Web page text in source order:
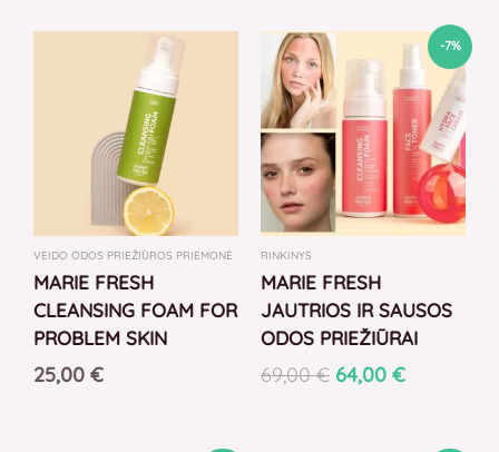
VEIDO ODOS PRIEŽIŪROS PRIEMONĖ
MARIE FRESH
CLEANSING FOAM FOR
PROBLEM SKIN
25,00 €
-7%
RINKINYS
MARIE FRESH
JAUTRIOS IR SAUSOS
ODOS PRIEŽIŪRAI
69,00€
Original
price
was:
69,00 €.
64,00 €
Current
price
is:
64,00 €.